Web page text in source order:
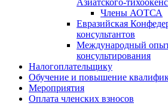
Азиатского-
Члены АОТСА
Евразийская
консультантов
Международный
консультирования
Налогоплательщику
Обучение и повышение
Мероприятия
Оплата членских взносов